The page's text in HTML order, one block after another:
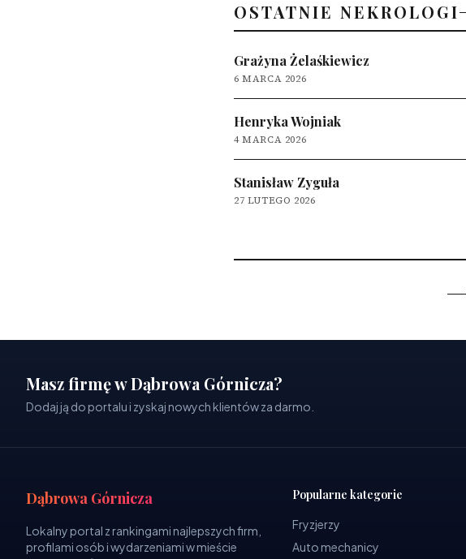
OSTATNIE NEKROLOGI
Grażyna Żelaśkiewicz
6 MARCA 2026
Henryka Wojniak
4 MARCA 2026
Stanisław Zyguła
27 LUTEGO 2026
Masz firmę w Dąbrowa Górnicza?
Dodaj ją do portalu i zyskaj nowych klientów za darmo.
Dąbrowa Górnicza
Lokalny portal z rankingami najlepszych firm,
profilami osób i wydarzeniami w mieście
Popularne kategorie
Fryzjerzy
Auto mechanicy